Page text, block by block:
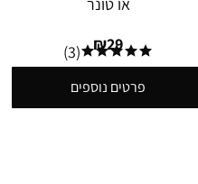
₪29
(3)
פרטים נוספים